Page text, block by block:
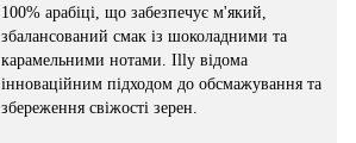
100% арабіці, що забезпечує м'який,
збалансований смак із шоколадними та
карамельними нотами. Illy відома
інноваційним підходом до обсмажування та
збереження свіжості зерен.